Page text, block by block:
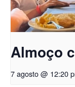
Almoço
7 agosto @ 12:20